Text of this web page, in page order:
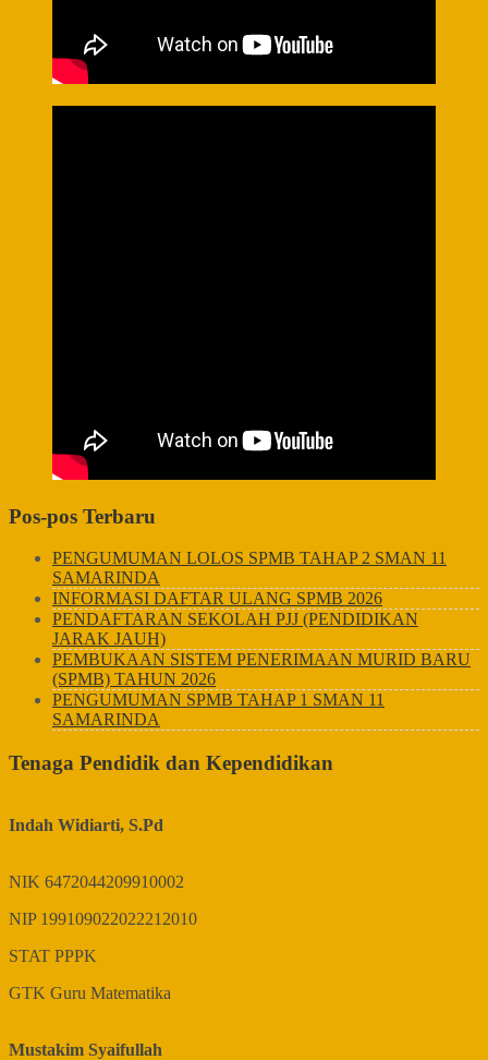
Pos-pos Terbaru
PENGUMUMAN LOLOS SPMB TAHAP 2 SMAN 11
SAMARINDA
INFORMASI DAFTAR ULANG SPMB 2026
PENDAFTARAN SEKOLAH PJJ (PENDIDIKAN
JARAK JAUH)
PEMBUKAAN SISTEM PENERIMAAN MURID BARU
(SPMB) TAHUN 2026
PENGUMUMAN SPMB TAHAP 1 SMAN 11
SAMARINDA
Tenaga Pendidik dan Kependidikan
Indah Widiarti, S.Pd
NIK 6472044209910002
NIP 199109022022212010
STAT PPPK
GTK Guru Matematika
Mustakim Syaifullah